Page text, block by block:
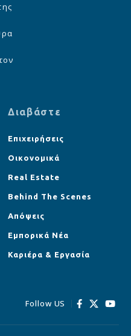
Διαβάστε
Επιχειρήσεις
Οικονομικά
Real Estate
Behind The Scenes
Απόψεις
Εμπορικά Νέα
Καριέρα & Εργασία
Follow US